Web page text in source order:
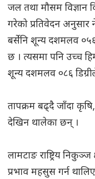
जल तथा मौसम विज्ञान
गरेको प्रतिवेदन
बर्सेनि शून्य दशमलव
छ । त्यसमा पनि उच्च
शून्य दशमलव ०८६
तापक्रम बढ्दै जाँदा कृषि,
देखिन थालेका छन् ।
लामटाङ राष्ट्रिय
प्रभाव महसुस गर्न